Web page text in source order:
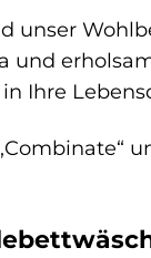
unser
und
Ihre